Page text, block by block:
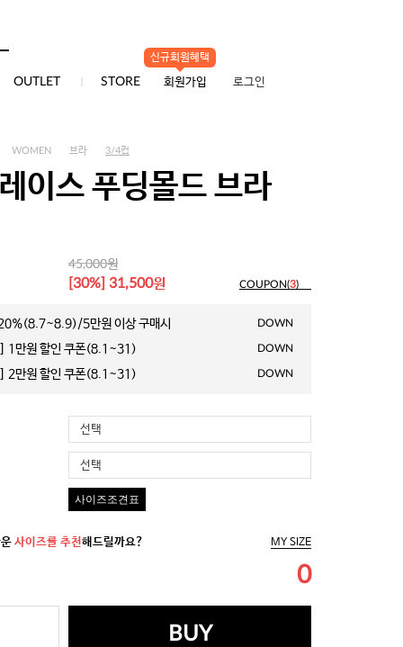
OUTLET STORE
신규회원혜택
회원가입 로그인
WOMEN 브라 3/4컵
이스 푸딩몰드 브라
45,000원
[30%] 31,500원 COUPON(3)
5만원 이상 구매시 DOWN
] 1만원 할인 쿠폰(8.1~31) DOWN
] 2만원 할인 쿠폰(8.1~31) DOWN
선택
선택
사이즈조견표
사이즈를 추천해드릴까요? MY SIZE
0
BUY